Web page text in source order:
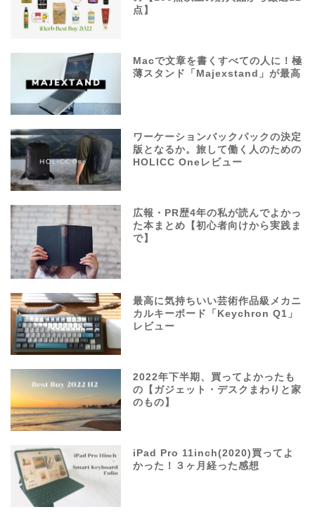
点】
Macで文章を書くすべての人に！極
薄スタンド「Majexstand」が最高
ワーケーションバックパックの決定
版となるか。旅して働く人のための
HOLICC Oneレビュー
広報・PR歴4年の私が読んでよかっ
た本まとめ【初心者向けから実践ま
で】
最高に気持ちいい芸術作品級メカニ
カルキーボード「Keychron Q1」
レビュー
2022年下半期、買ってよかったも
の【ガジェット・デスクまわりと家
のもの】
iPad Pro 11inch(2020)買ってよ
かった！３ヶ月経った感想